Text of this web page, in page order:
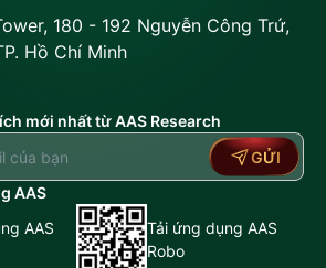
180 - 192 Nguyễn Công Trứ,
Hồ Chí Minh
mới nhất từ AAS Research
GỬI
AAS
AAS
Tải ứng dụng AAS
Robo